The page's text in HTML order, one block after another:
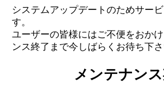
システムアップデートのためサー
す。
ユーザーの皆様にはご不便をおか
ンス終了まで今しばらくお待ち下さ
メンテナン